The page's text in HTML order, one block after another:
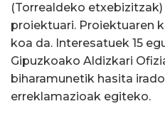
(Torrealdeko
proiektuari. Proiektuaren
koa da. Interesatuek 15
Gipuzkoako Aldizkari
biharamunetik hasita
erreklamazioak egiteko.